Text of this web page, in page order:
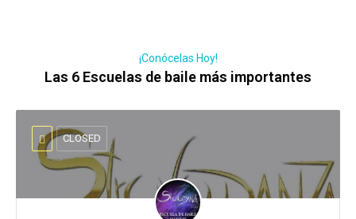
¡Conócelas Hoy!
Las 6 Escuelas de baile más importantes
CLOSED